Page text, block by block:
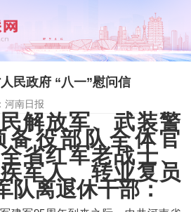
民政府 “八一”慰问信
河南日报
解放军、武装警
备役部队全体官
省红军老战士、
军人、转业复员
队离退休干部：